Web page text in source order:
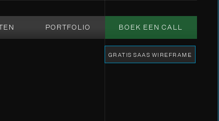
PORTFOLIO BOEK EEN CALL
GRATIS SAAS WIREFRAME